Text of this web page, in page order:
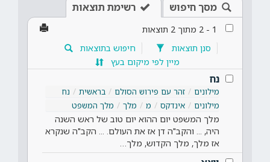
מסך חיפוש רשימת תוצאות
1
-
2 מתוך 2 תוצאות
סנן תוצאות
חיפוש בתוצאות
מיין לפי מיקום בעץ
נח
מילונים זהר עם פירוש הסולם בראשית
נח
מילונים
אינדקס מ מלך מלך המשפט
מלך המשפט יום ההוא יום טוב של ראש השנה
היה, ... והקב"ה דן אז את העולם. ... הקב"ה שנקרא
אז מלך, מלך הקדוש, מלך…